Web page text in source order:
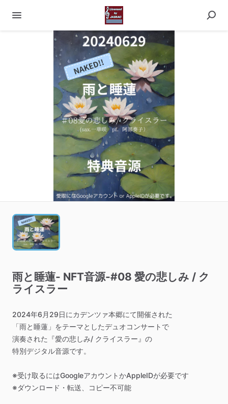
雨と睡蓮- NFT音源-#08 愛の悲しみ ​/​ ク
ライスラー
2024年6月29日にカデンツァ本郷にて開催された
「雨と睡蓮」をテーマとしたデュオコンサートで
演奏された『愛の悲しみ​/​ クライスラー』の
特別デジタル音源です。
※受け取るにはGoogleアカウントかAppleIDが必要です
※ダウンロード・転送、コピー不可能